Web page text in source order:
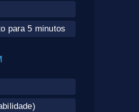
para 5 minutos